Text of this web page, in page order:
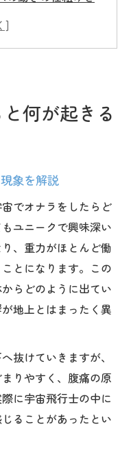
性と対策につい
への疑問を解き明
中学生の視点を紹
問と科学の答えを
にもわかりやすく
てみたい質問集
長変化の真実とは
が伸びる理由を
何が起きる
象を解説
でオナラをしたらど
ユニークで興味深い
、重力がほとんど働
とになります。この
らどのように出てい
地上とはまったく異
抜けていきますが、
りやすく、腹痛の原
に宇宙飛行士の中に
ることがあったとい